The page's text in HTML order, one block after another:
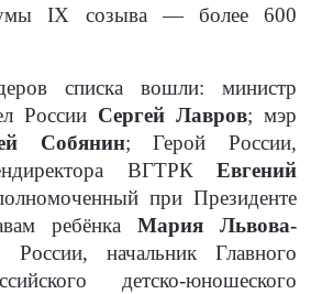
IX созыва — более 600
списка вошли: министр
России Сергей Лавров; мэр
Собянин; Герой России,
ВГТРК Евгений
при Президенте
ребёнка Мария Львова-
начальник Главного
детско-юношеского